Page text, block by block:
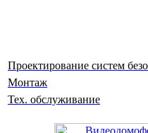
Проектирование систем
Монтаж
Тех. обслуживание